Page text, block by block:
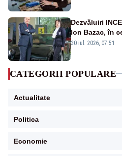
Dezvăluiri
Ion Bazac, în
publice
30 iul. 2026, 07:51
CATEGORII POPULARE
Actualitate
Politica
Economie